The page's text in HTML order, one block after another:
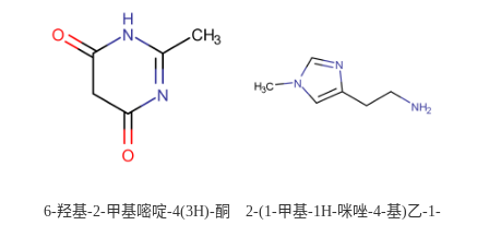
校可先用后付
6-羟基-2-甲基嘧啶-4(3H)-酮
2-(1-甲基-1H-咪唑-4-基)乙-1-